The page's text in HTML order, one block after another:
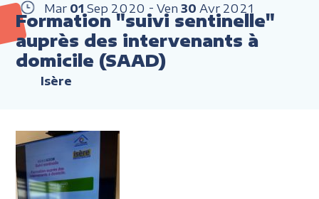
Mar 01 Sep 2020 Ven 30 Avr 2021
Formation "suivi sentinelle"
auprès des intervenants à
domicile (SAAD)
Isère